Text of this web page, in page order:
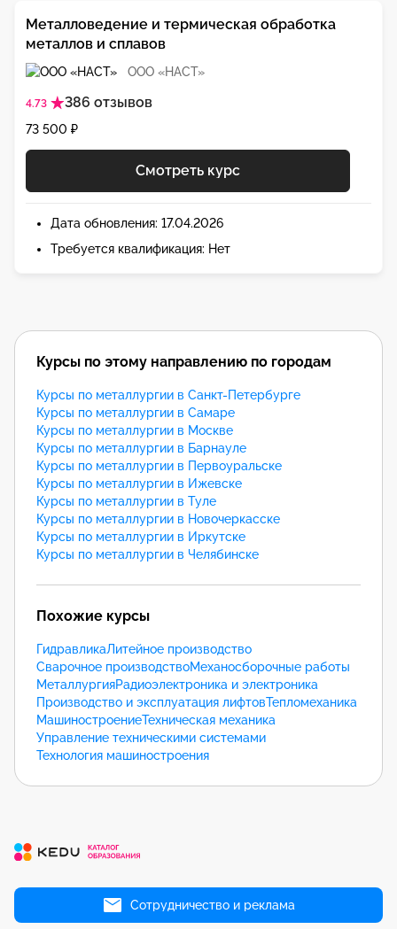
ООО «НАСТ»
4.73 386 отзывов
Металловедение и термическая обработка
металлов и сплавов
73 500 ₽
Смотреть курс
Дата обновления: 17.04.2026
Требуется квалификация: Нет
Курсы по этому направлению по городам
Курсы по металлургии в Санкт-Петербурге
Курсы по металлургии в Самаре
Курсы по металлургии в Москве
Курсы по металлургии в Барнауле
Курсы по металлургии в Первоуральске
Курсы по металлургии в Ижевске
Курсы по металлургии в Туле
Курсы по металлургии в Новочеркасске
Курсы по металлургии в Иркутске
Курсы по металлургии в Челябинске
Похожие курсы
ГидравликаЛитейное производство
Сварочное производствоМеханосборочные работы
МеталлургияРадиоэлектроника и электроника
Производство и эксплуатация лифтовТепломеханика
МашиностроениеТехническая механика
Управление техническими системами
Технология машиностроения
Сотрудничество и реклама